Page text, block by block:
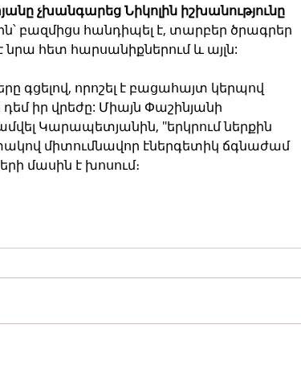
չխանգարեց Նիկոլին իշխանությունը
բազմիցս հանդիպել է, տարբեր ծրագրեր
նրա հետ հարսանիքներում և այլն:
գցելով, որոշել է բացահայտ կերպով
իր վրեժը: Միայն Փաշինյանի
Կարապետյանին, "երկրում ներքին
միտումնավոր էներգետիկ ճգնաժամ
մասին է խոսում։